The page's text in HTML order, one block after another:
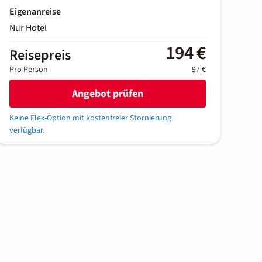
Eigenanreise
Nur Hotel
Reisepreis 194 €
Pro Person 97 €
Angebot prüfen
Keine Flex-Option mit kostenfreier Stornierung
verfügbar.